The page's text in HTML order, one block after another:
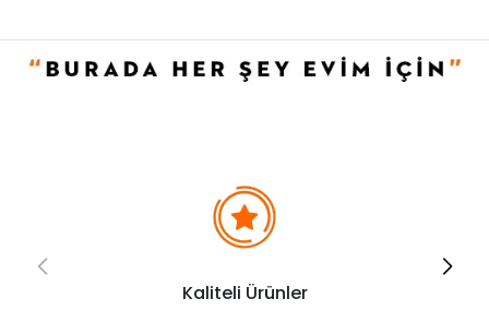
• " Ürün görsellerinde ışık, ortam ve dijital düzenlemelere bağlı
Kaliteli Ürünler